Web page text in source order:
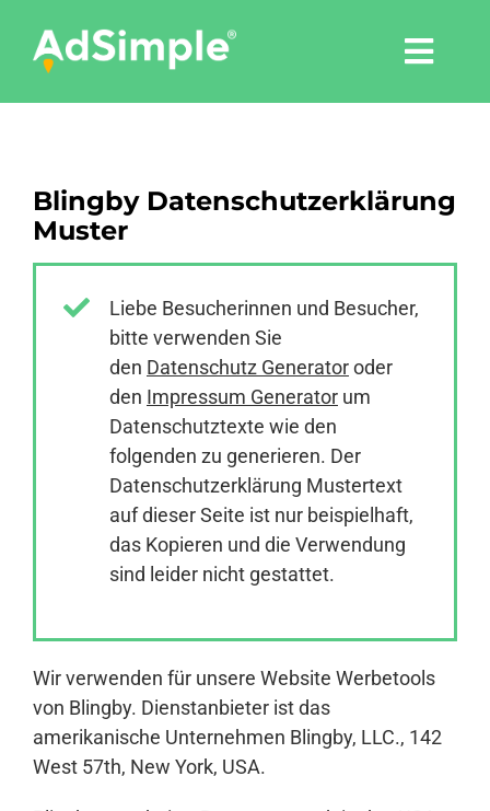
content
Tools
Pressemitteilungen
Anmelden
Blingby Datenschutzerklärung
Muster
Liebe Besucherinnen und Besucher,
bitte verwenden Sie
den Datenschutz Generatoroder
den Impressum Generator um
Datenschutztexte wie den
folgenden zu generieren. Der
Datenschutzerklärung Mustertext
auf dieser Seite ist nur beispielhaft,
das Kopieren und die Verwendung
sind leider nicht gestattet.
Wir verwenden für unsere Website Werbetools
von Blingby. Dienstanbieter ist das
amerikanische Unternehmen Blingby, LLC., 142
West 57th, New York, USA.